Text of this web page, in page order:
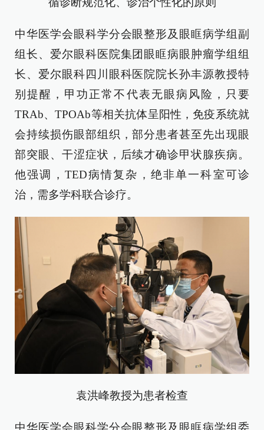
中华医学会眼科学分会眼整形及眼眶病学组副
组长、爱尔眼科医院集团眼眶病眼肿瘤学组组
长、爱尔眼科四川眼科医院院长孙丰源教授特
别提醒，甲功正常不代表无眼病风险，只要
TRAb、TPOAb等相关抗体呈阳性，免疫系统就
会持续损伤眼部组织，部分患者甚至先出现眼
部突眼、干涩症状，后续才确诊甲状腺疾病。
他强调，TED病情复杂，绝非单一科室可诊
治，需多学科联合诊疗。
袁洪峰教授为患者检查
中华医学会眼科学分会眼整形及眼眶病学组委